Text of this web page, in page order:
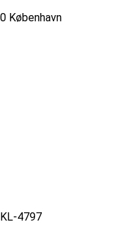
0 København
KL-4797